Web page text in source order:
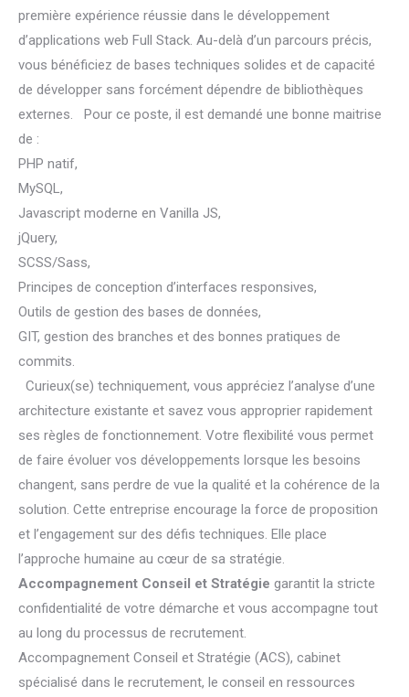
première expérience réussie dans le développement
d’applications web Full Stack. Au-delà d’un parcours précis,
vous bénéficiez de bases techniques solides et de capacité
de développer sans forcément dépendre de bibliothèques
externes. Pour ce poste, il est demandé une bonne maitrise
de :
PHP natif,
MySQL,
Javascript moderne en Vanilla JS,
jQuery,
SCSS/Sass,
Principes de conception d’interfaces responsives,
Outils de gestion des bases de données,
GIT, gestion des branches et des bonnes pratiques de
commits.
Curieux(se) techniquement, vous appréciez l’analyse d’une
architecture existante et savez vous approprier rapidement
ses règles de fonctionnement. Votre flexibilité vous permet
de faire évoluer vos développements lorsque les besoins
changent, sans perdre de vue la qualité et la cohérence de la
solution. Cette entreprise encourage la force de proposition
et l’engagement sur des défis techniques. Elle place
l’approche humaine au cœur de sa stratégie.
Accompagnement Conseil et Stratégie garantit la stricte
confidentialité de votre démarche et vous accompagne tout
au long du processus de recrutement.
Accompagnement Conseil et Stratégie (ACS), cabinet
spécialisé dans le recrutement, le conseil en ressources